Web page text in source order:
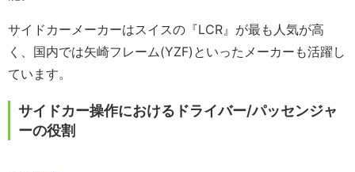
サイドカーメーカーはスイスの『LCR』が最も人気が高
く、国内では矢崎フレーム(YZF)といったメーカーも活躍し
ています。
サイドカー操作におけるドライバー/パッセンジャ
ーの役割